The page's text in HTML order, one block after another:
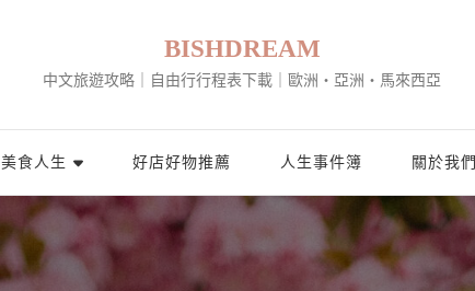
BISHDREAM
中文旅遊攻略｜自由行行程表下載｜歐洲・亞洲・馬來西亞
美食人生 好店好物推薦 人生事件簿 關於我們